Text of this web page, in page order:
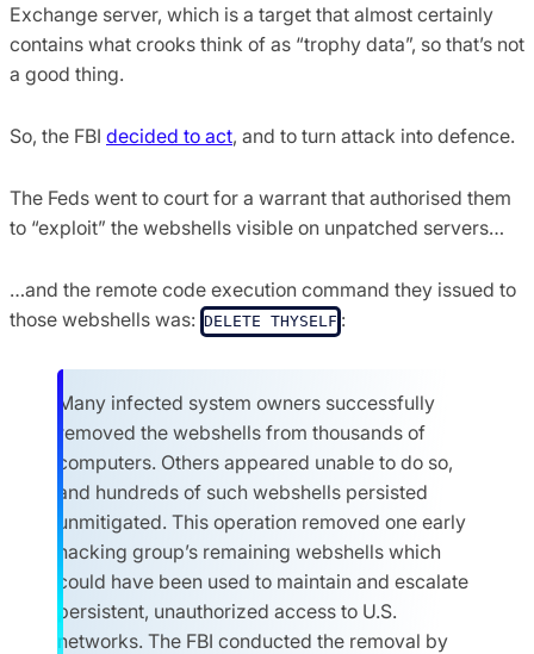
Exchange server, which is a target that almost certainly
contains what crooks think of as “trophy data”, so that’s not
a good thing.
So, the FBI decided to act, and to turn attack into defence.
The Feds went to court for a warrant that authorised them
to “exploit” the webshells visible on unpatched servers…
…and the remote code execution command they issued to
those webshells was: DELETE THYSELF :
Many infected system owners successfully
removed the webshells from thousands of
computers. Others appeared unable to do so,
and hundreds of such webshells persisted
unmitigated. This operation removed one early
hacking group’s remaining webshells which
could have been used to maintain and escalate
persistent, unauthorized access to U.S.
networks. The FBI conducted the removal by